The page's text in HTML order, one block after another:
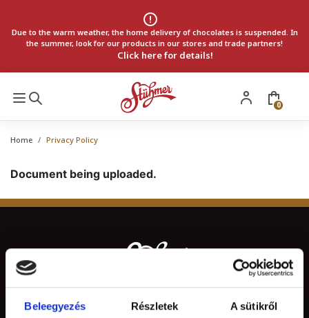
Beleegyezés Részletek A sütikről
Due to the warm weather, the home delivery of chocolates is suspended. In
the summer, look for our products in our stores and trade partners!
Click here for details!
0
Home Privacy Policy
Document being uploaded.